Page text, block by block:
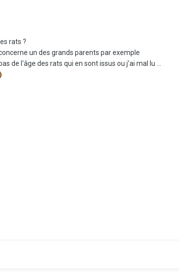
rats ?
un des grands parents par exemple
de l'âge des rats qui en sont issus ou j'ai mal lu ...